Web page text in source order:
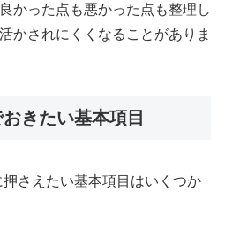
かった点も悪かった点も整理し
かされにくくなることがありま
きたい基本項目
さえたい基本項目はいくつか